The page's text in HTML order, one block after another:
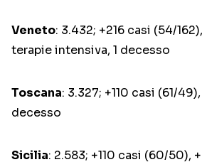
Veneto: 3.432; +216 casi (54/
terapie intensiva, 1 decesso
Toscana: 3.327; +110 casi (61/
decesso
Sicilia: 2.583; +110 casi (60/50),